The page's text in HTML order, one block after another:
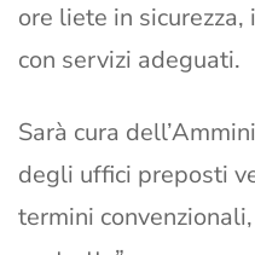
ore liete in
con servizi adeguati.
Sarà cura
degli uffici preposti
termini